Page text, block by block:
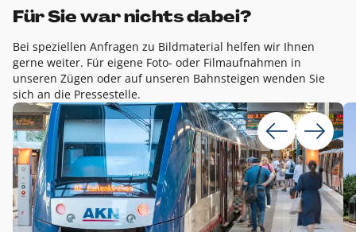
Für Sie war nichts dabei?
Bei speziellen Anfragen zu Bildmaterial helfen wir Ihnen
gerne weiter. Für eigene Foto- oder Filmaufnahmen in
unseren Zügen oder auf unseren Bahnsteigen wenden Sie
sich an die Pressestelle.